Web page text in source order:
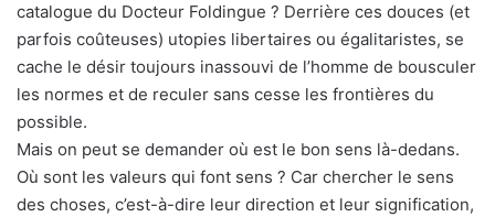
catalogue du Docteur Foldingue ? Derrière ces douces (et
parfois coûteuses) utopies libertaires ou égalitaristes, se
cache le désir toujours inassouvi de l’homme de bousculer
les normes et de reculer sans cesse les frontières du
possible.
Mais on peut se demander où est le bon sens là-dedans.
Où sont les valeurs qui font sens ? Car chercher le sens
des choses, c’est-à-dire leur direction et leur signification,